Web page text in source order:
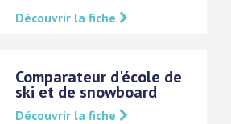
Découvrir la fiche
Comparateur d'école de
ski et de snowboard
Découvrir la fiche